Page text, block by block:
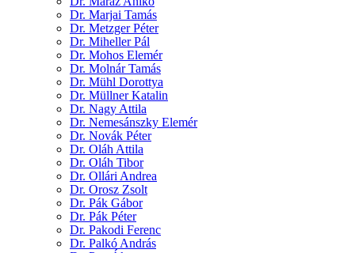
Dr. Marjai Tamás
Dr. Metzger Péter
Dr. Miheller Pál
Dr. Mohos Elemér
Dr. Molnár Tamás
Dr. Mühl Dorottya
Dr. Müllner Katalin
Dr. Nagy Attila
Dr. Nemesánszky Elemér
Dr. Novák Péter
Dr. Oláh Attila
Dr. Oláh Tibor
Dr. Ollári Andrea
Dr. Orosz Zsolt
Dr. Pák Gábor
Dr. Pák Péter
Dr. Pakodi Ferenc
Dr. Palkó András